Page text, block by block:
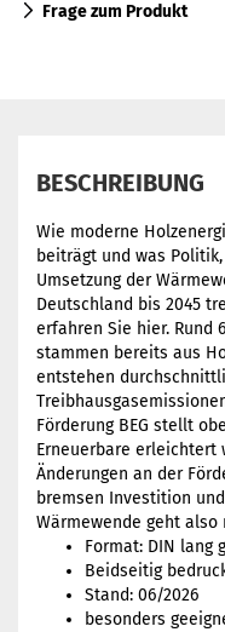
Frage zum Produkt
BESCHREIBUNG
Wie moderne
beiträgt und was
Umsetzung der
Deutschland bis 2045
erfahren Sie hier. Rund
stammen bereits aus
entstehen
Förderung BEG stellt
Erneuerbare erleichtert
Änderungen an der
bremsen Investition
Wärmewende geht
Format: DIN lang
Beidseitig
Stand: 06/2026
besonders